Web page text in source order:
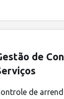
de
de